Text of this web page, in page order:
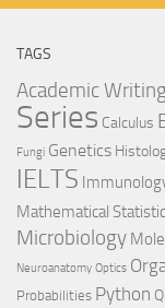
TAGS
Academic
Series Calculus
Fungi Genetics
IELTS
Mathematical
Microbiology
Neuroanatomy Optics
Probabilities Python